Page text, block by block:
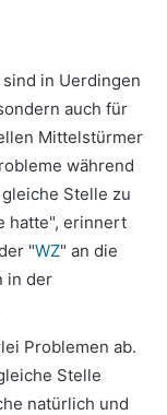
in Uerdingen
auch für
Mittelstürmer
während
Stelle zu
hatte", erinnert
"WZ" an die
in der
Problemen ab.
Stelle
natürlich und